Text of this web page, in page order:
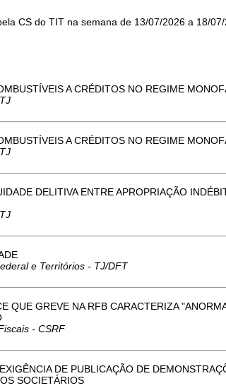
CS do TIT na semana de 13/07/2026 a 18/
A CRÉDITOS NO REGIME
A CRÉDITOS NO REGIME
DELITIVA ENTRE APROPRIAÇÃO
e Territórios - TJ/DFT
QUE GREVE NA RFB CARACTERIZA
- CSRF
DE PUBLICAÇÃO DE
SOCIETÁRIOS